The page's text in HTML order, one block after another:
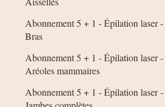
Abonnement 5 + 1 - Épilation laser
Bras
Abonnement 5 + 1 - Épilation laser
Aréoles mammaires
Abonnement 5 + 1 - Épilation laser